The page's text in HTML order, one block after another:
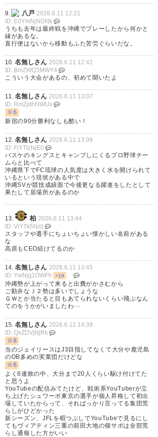
JFL CUP優勝しました
試合終了後、良い表情の永田さ
んを取り急ぎ。
#沖縄SV
#永田貫太選手
— ねじ。 (0_nejii_0)
7
9. 八戸 2026.6.11 12:21
ID: E0YmNjNDNk
うちも去年は最終戦を沖縄でプレーしたから何かと
縁があるな。
直行便はないから移動もふた苦労ぐらいだな。
10. 名無しさん 2026.6.11 12:42
ID: BmZWQ3MWY4
こういう大会があるの、初めて聞いたよ
11. 名無しさん 2026.6.11 13:07
ID: RmZjdhNWUx
※6
新宿の90分勝利なしも酷い！
12. 名無しさん 2026.6.11 13:09
ID: FjYTIzNjE0
バスケのキングスとキャンプしにくるプロ野球チー
ムらと比べて
沖縄県下でFC琉球の人気度は大きく水を開けられて
いるという現状がある中で
沖縄SVが競技成績面で今後更なる躍進をしたとして
果たして居場所があるのか
13. 柏 2026.6.11 13:44
ID: ViYTk5Nzlj
スタッフや選手にちょいちょい懐かしい名前がある
な
高原もCEO続けてるのか
14. 名無しさん 2026.6.11 13:45
ID: YwNjg1OWFh
>19
沖縄勢が上がって来ると出費がかさむから
ご勘弁なＪ２勢は多いでしょうな
ＧＷとか当たると目もあてられないくらい飛ぶなん
てのをうかがいましたわ···
15. 名無しさん 2026.6.11 14:39
ID: QxZDVjNjRk
※8
当のジェイリースはJ3目指してなくて大分や鹿児島
のOB多めの実業団だけどな
※6
よく6連敗の中、大分まで20人くらい駆け付けてた
と思うよ
YouTubeの配信みてたけど、戦術系YouTuberが立
ち上げたシュワーボ東京の選手が個人昇格して初出
場していたからって、そればっかり言ってる集団荒
らしがひどかった
新シーズン、JFLを暇つぶしでYouTubeで見るにし
てもヴィアティン三重の前田大地の個サポは全部荒
らし通報した方がいい